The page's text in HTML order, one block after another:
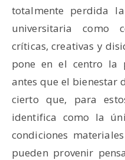
totalmente perdida
universitaria como
críticas, creativas y
pone en el centro la
antes que el bienestar
cierto que, para
identifica como la
condiciones
pueden provenir